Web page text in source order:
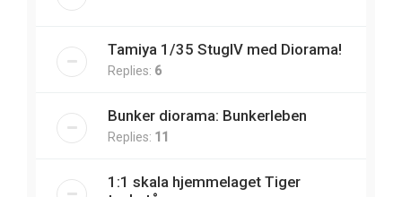
Tamiya 1/35 StugIV med Diorama!
Replies: 6
Bunker diorama: Bunkerleben
Replies: 11
1:1 skala hjemmelaget Tiger